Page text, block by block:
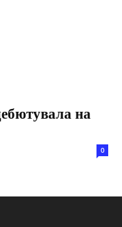
на
0